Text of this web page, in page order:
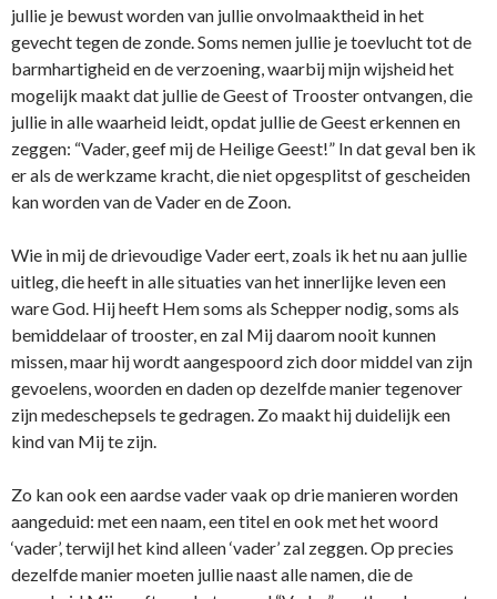
jullie je bewust worden van jullie onvolmaaktheid in het
gevecht tegen de zonde. Soms nemen jullie je toevlucht tot de
barmhartigheid en de verzoening, waarbij mijn wijsheid het
mogelijk maakt dat jullie de Geest of Trooster ontvangen, die
jullie in alle waarheid leidt, opdat jullie de Geest erkennen en
zeggen: “Vader, geef mij de Heilige Geest!” In dat geval ben ik
er als de werkzame kracht, die niet opgesplitst of gescheiden
kan worden van de Vader en de Zoon.
Wie in mij de drievoudige Vader eert, zoals ik het nu aan jullie
uitleg, die heeft in alle situaties van het innerlijke leven een
ware God. Hij heeft Hem soms als Schepper nodig, soms als
bemiddelaar of trooster, en zal Mij daarom nooit kunnen
missen, maar hij wordt aangespoord zich door middel van zijn
gevoelens, woorden en daden op dezelfde manier tegenover
zijn medeschepsels te gedragen. Zo maakt hij duidelijk een
kind van Mij te zijn.
Zo kan ook een aardse vader vaak op drie manieren worden
aangeduid: met een naam, een titel en ook met het woord
‘vader’, terwijl het kind alleen ‘vader’ zal zeggen. Op precies
dezelfde manier moeten jullie naast alle namen, die de